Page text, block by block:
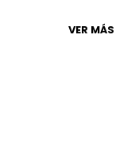
VER MÁS